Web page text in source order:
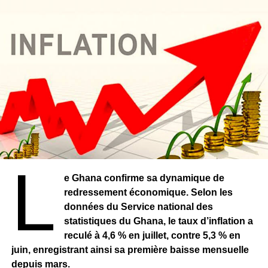
L
e Ghana confirme sa dynamique de
redressement économique. Selon les
données du Service national des
statistiques du Ghana, le taux d’inflation a
reculé à 4,6 % en juillet, contre 5,3 % en
juin, enregistrant ainsi sa première baisse mensuelle
depuis mars.